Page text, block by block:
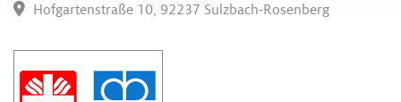
Hofgartenstraße 10, 92237 Sulzbach-Rosenberg